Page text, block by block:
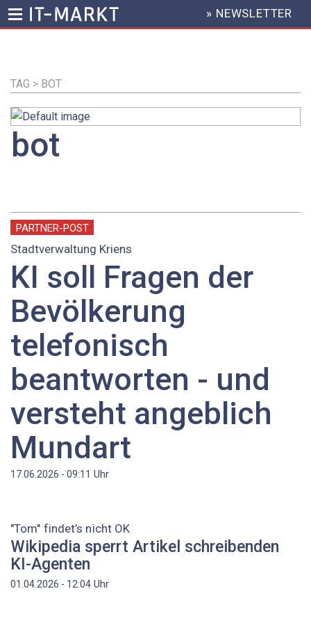
Inhalt
HEADER
MENU
» NEWSLETTER
TAG > BOT
bot
PARTNER-POST
Stadtverwaltung Kriens
KI soll Fragen der
Bevölkerung
telefonisch
beantworten - und
versteht angeblich
Mundart
17.06.2026 - 09:11 Uhr
"Tom" findet’s nicht OK
Wikipedia sperrt Artikel schreibenden
KI-Agenten
01.04.2026 - 12:04 Uhr